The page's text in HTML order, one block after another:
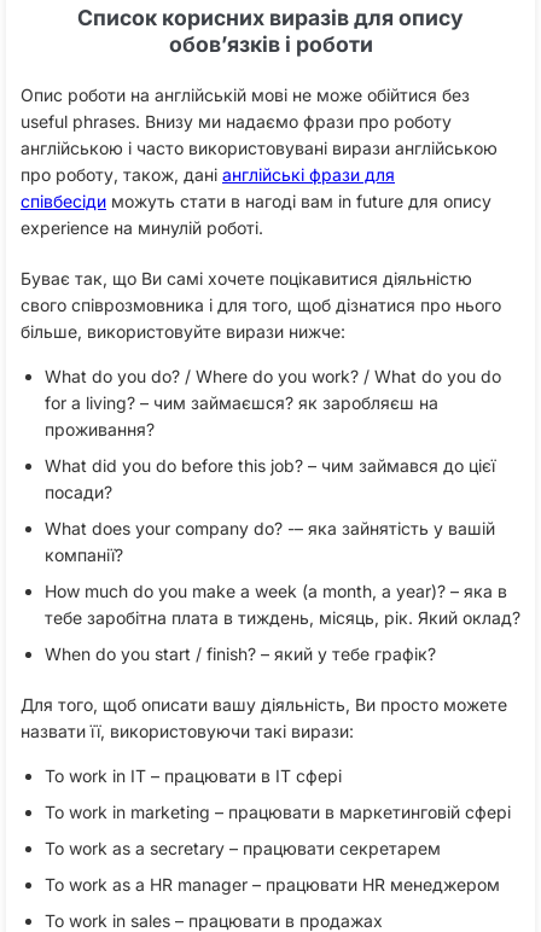
Список корисних виразів для опису
обов’язків і роботи
Опис роботи на англійській мові не може обійтися без
useful phrases. Внизу ми надаємо фрази про роботу
англійською і часто використовувані вирази англійською
про роботу, також, дані англійські фрази для
співбесіди можуть стати в нагоді вам in future для опису
experience на минулій роботі.
Буває так, що Ви самі хочете поцікавитися діяльністю
свого співрозмовника і для того, щоб дізнатися про нього
більше, використовуйте вирази нижче:
What do you do? / Where do you work? / What do you do
for a living? – чим займаєшся? як заробляєш на
проживання?
What did you do before this job? – чим займався до цієї
посади?
What does your company do? -– яка зайнятість у вашій
компанії?
How much do you make a week (a month, a year)? – яка в
тебе заробітна плата в тиждень, місяць, рік. Який оклад?
When do you start / finish? – який у тебе графік?
Для того, щоб описати вашу діяльність, Ви просто можете
назвати її, використовуючи такі вирази:
To work in IT – працювати в IT сфері
To work in marketing – працювати в маркетинговій сфері
To work as a secretary – працювати секретарем
To work as a HR manager – працювати HR менеджером
To work in sales – працювати в продажах